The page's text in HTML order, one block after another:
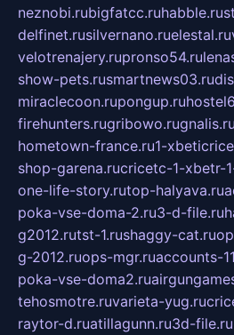
neznobi.rubigfatcc.ruhabble.ru
delfinet.rusilvernano.ruelestal.ru
velotrenajery.rupronso54.ru
show-pets.rusmartnews03.ru
miraclecoon.rupongup.ru
firehunters.rugribowo.rugnalis.ru
hometown-france.ru1-
shop-garena.rucricetc-1-xbetr-
one-life-story.rutop-halyava.ru
poka-vse-doma-2.ru3-d-file.ru
g2012.rutst-1.rushaggy-cat.ru
g-2012.ruops-mgr.ruaccounts-
poka-vse-doma2.ru
tehosmotre.ruvarieta-yug.ru
raytor-d.ruatillagunn.ru3d-file.ru